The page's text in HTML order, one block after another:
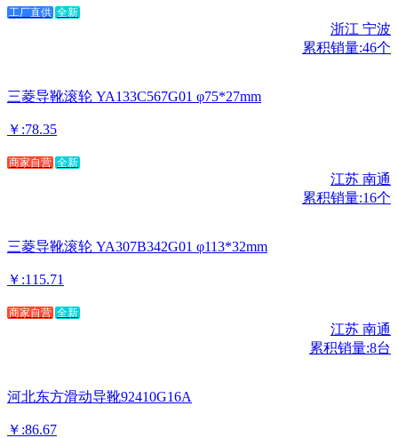
工厂直供 全新
浙江 宁波
累积销量:46个
三菱导靴滚轮 YA133C567G01 φ75*27mm
￥:78.35
商家自营 全新
江苏 南通
累积销量:16个
三菱导靴滚轮 YA307B342G01 φ113*32mm
￥:115.71
商家自营 全新
江苏 南通
累积销量:8台
河北东方滑动导靴92410G16A
￥:86.67